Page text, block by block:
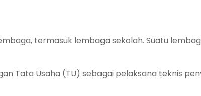
termasuk lembaga sekolah. Suatu
Tata Usaha (TU) sebagai pelaksana teknis